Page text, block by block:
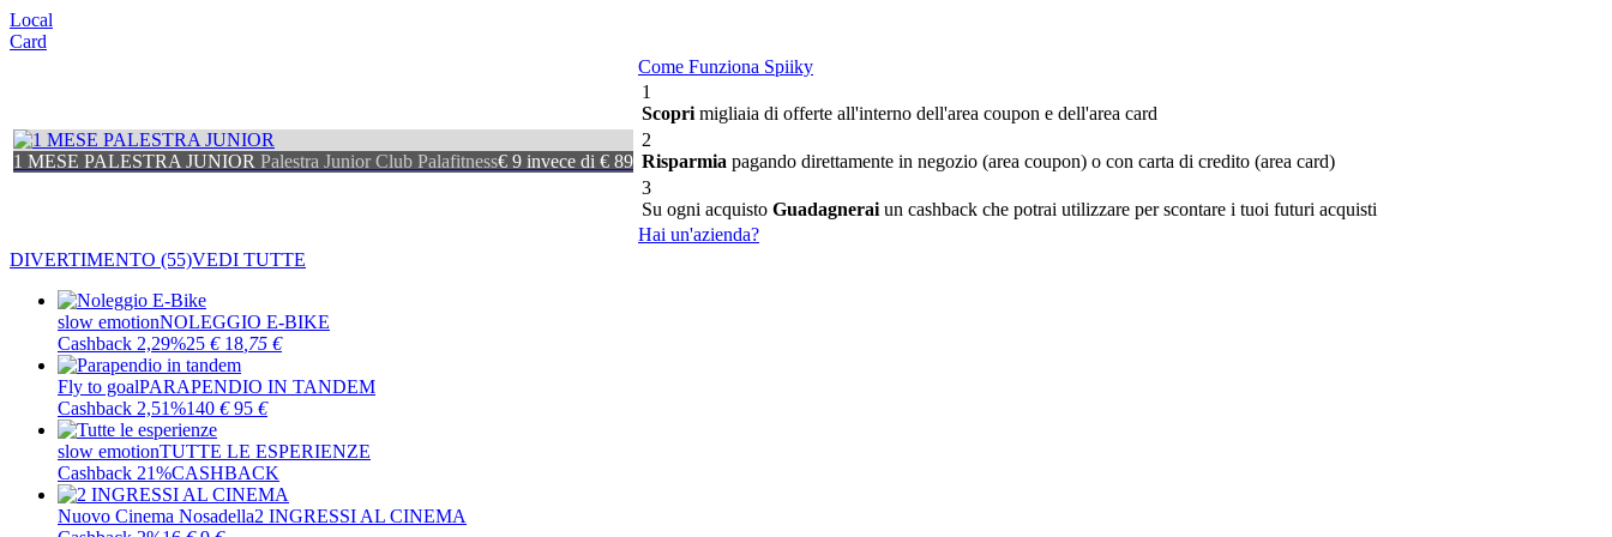
Local
Card
1 MESE PALESTRA JUNIOR Palestra Junior Club Palafitness€ 9 invece di € 89
Come Funziona Spiiky
1
Scopri migliaia di offerte all'interno dell'area coupon e dell'area card
2
Risparmia pagando direttamente in negozio (area coupon) o con carta di credito (area card)
3
Su ogni acquisto Guadagnerai un cashback che potrai utilizzare per scontare i tuoi futuri acquisti
Hai un'azienda?
DIVERTIMENTO (55)VEDI TUTTE
slow emotionNOLEGGIO E-BIKE
Cashback 2,29%25 € 18 ,75 €
Fly to goalPARAPENDIO IN TANDEM
Cashback 2,51%140 € 95 €
slow emotionTUTTE LE ESPERIENZE
Cashback 21%CASHBACK
Nuovo Cinema Nosadella2 INGRESSI AL CINEMA